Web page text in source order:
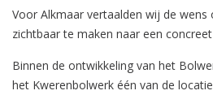
Voor Alkmaar vertaalden wij de
zichtbaar te maken naar een
Binnen de ontwikkeling van het
het Kwerenbolwerk één van de